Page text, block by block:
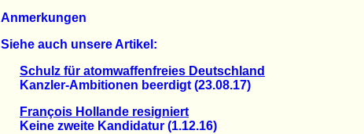
Anmerkungen
Siehe auch unsere Artikel:
Schulz für atomwaffenfreies Deutschland
Kanzler-Ambitionen beerdigt (23.08.17)
François Hollande resigniert
Keine zweite Kandidatur (1.12.16)